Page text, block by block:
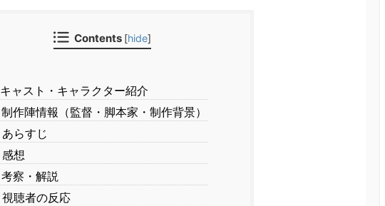
Contents [hide]
キャスト・キャラクター紹介
制作陣情報（監督・脚本家・制作背景）
あらすじ
感想
考察・解説
視聴者の反応